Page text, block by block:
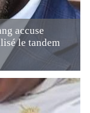
accuse
le tandem